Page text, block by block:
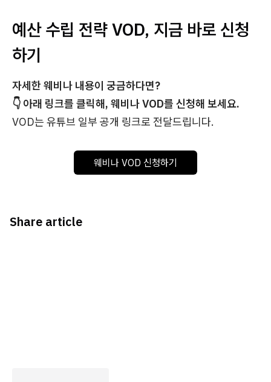
예산 수립 전략 VOD, 지금 바로 신청
하기
자세한 웨비나 내용이 궁금하다면?
👇 아래 링크를 클릭해, 웨비나 VOD를 신청해 보세요.
VOD는 유튜브 일부 공개 링크로 전달드립니다.
웨비나 VOD 신청하기
Share article